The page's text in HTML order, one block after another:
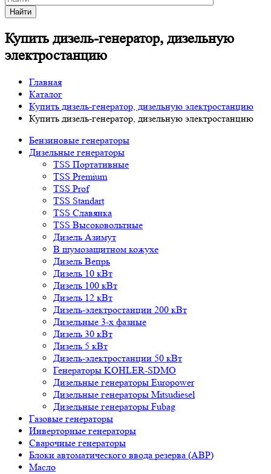
Найти
Купить дизель-генератор, дизельную
электростанцию
Главная
Каталог
Купить дизель-генератор, дизельную электростанцию
Купить дизель-генератор, дизельную электростанцию
Бензиновые генераторы
Дизельные генераторы
TSS Портативные
TSS Premium
TSS Prof
TSS Standart
TSS Славянка
TSS Высоковольтные
Дизель Азимут
В шумозащитном кожухе
Дизель Вепрь
Дизель 10 кВт
Дизель 100 кВт
Дизель 12 кВт
Дизель-электростанции 200 кВт
Дизельные 3-х фазные
Дизель 30 кВт
Дизель 5 кВт
Дизель-электростанции 50 кВт
Генераторы KOHLER-SDMO
Дизельные генераторы Europower
Дизельные генераторы Mitsudiesel
Дизельные генераторы Fubag
Газовые генераторы
Инверторные генераторы
Сварочные генераторы
Блоки автоматического ввода резерва (АВР)
Масло